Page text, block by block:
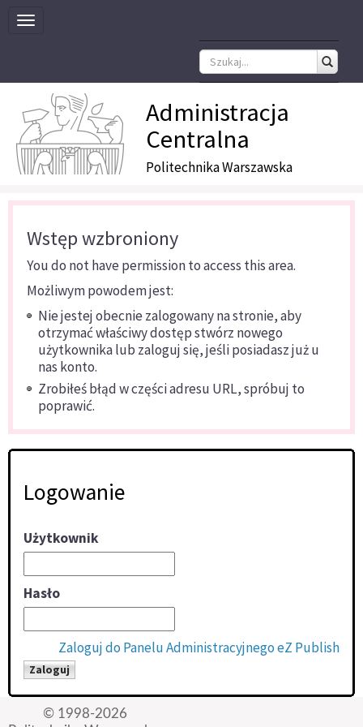
Toggle
Administracja
Centralna
Politechnika Warszawska
Wstęp wzbroniony
You do not have permission to access this area.
Możliwym powodem jest:
Nie jestej obecnie zalogowany na stronie, aby
otrzymać właściwy dostęp stwórz nowego
użytkownika lub zaloguj się, jeśli posiadasz już u
nas konto.
Zrobiłeś błąd w części adresu URL, spróbuj to
poprawić.
Logowanie
Użytkownik
Hasło
Zaloguj do Panelu Administracyjnego eZ Publish
© 1998-2026